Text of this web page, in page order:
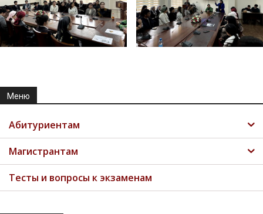
Меню
Абитуриентам
Магистрантам
Тесты и вопросы к экзаменам